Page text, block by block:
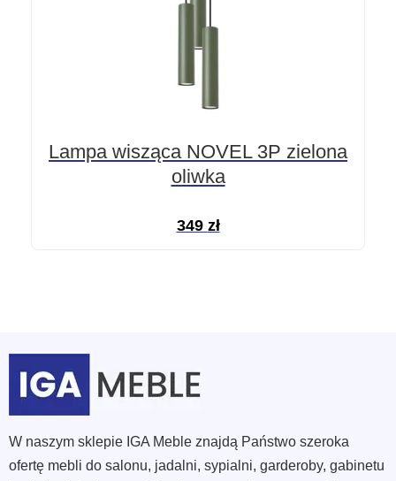
Lampa wisząca NOVEL 3P zielona
oliwka
349 zł
W naszym sklepie IGA Meble znajdą Państwo szeroka
ofertę mebli do salonu, jadalni, sypialni, garderoby, gabinetu